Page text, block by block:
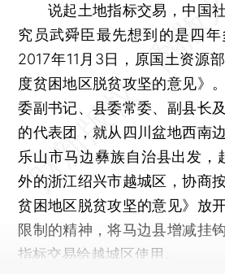
说起土地指标交易，中国社
究员武舜臣最先想到的是四年
2017年11月3日，原国土资源
度贫困地区脱贫攻坚的意见》
委副书记、县委常委、副县长
的代表团，就从四川盆地西南
乐山市马边彝族自治县出发，
外的浙江绍兴市越城区，协商
贫困地区脱贫攻坚的意见》放
限制的精神，将马边县增减挂
指标交易给越城区使用。